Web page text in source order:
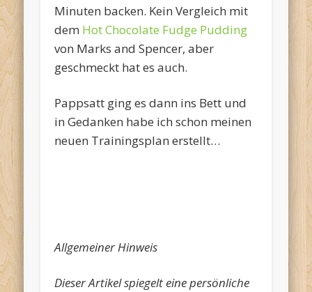
Minuten backen. Kein Vergleich mit
dem Hot Chocolate Fudge Pudding
von Marks and Spencer, aber
geschmeckt hat es auch.
Pappsatt ging es dann ins Bett und
in Gedanken habe ich schon meinen
neuen Trainingsplan erstellt…
Allgemeiner Hinweis
Dieser Artikel spiegelt eine persönliche